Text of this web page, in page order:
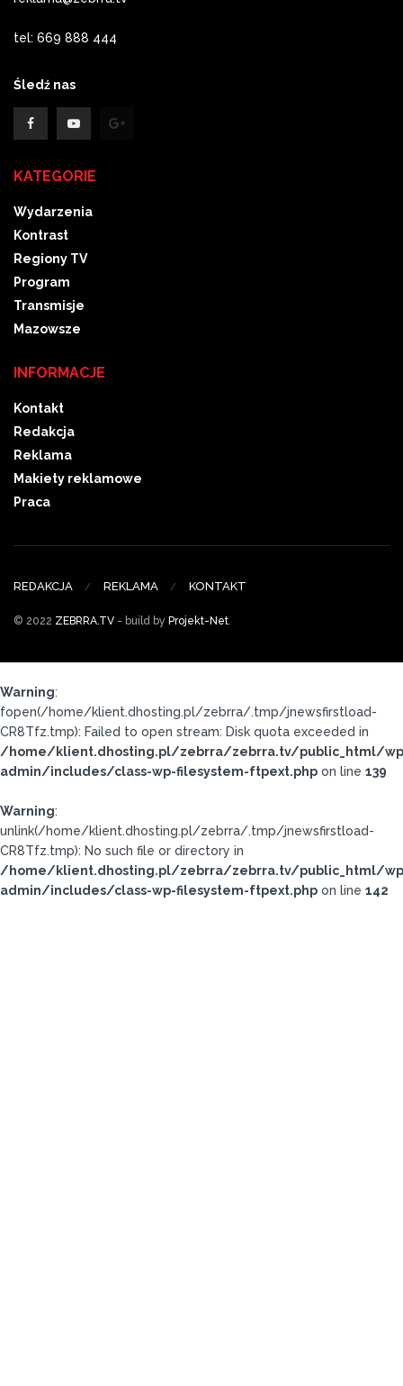
tel: 669 888 444
Śledź nas
KATEGORIE
Wydarzenia
Kontrast
Regiony TV
Program
Transmisje
Mazowsze
INFORMACJE
Kontakt
Redakcja
Reklama
Makiety reklamowe
Praca
REDAKCJA REKLAMA KONTAKT
© 2022 ZEBRRA.TV - build by Projekt-Net.
Warning:
fopen(/home/klient.dhosting.pl/zebrra/.tmp/jnewsfirstload-
CR8Tfz.tmp): Failed to open stream: Disk quota exceeded in
/home/klient.dhosting.pl/zebrra/zebrra.tv/public_html/
admin/includes/class-wp-filesystem-ftpext.php on line 139
Warning:
unlink(/home/klient.dhosting.pl/zebrra/.tmp/jnewsfirstload-
CR8Tfz.tmp): No such file or directory in
/home/klient.dhosting.pl/zebrra/zebrra.tv/public_html/
admin/includes/class-wp-filesystem-ftpext.php on line 142